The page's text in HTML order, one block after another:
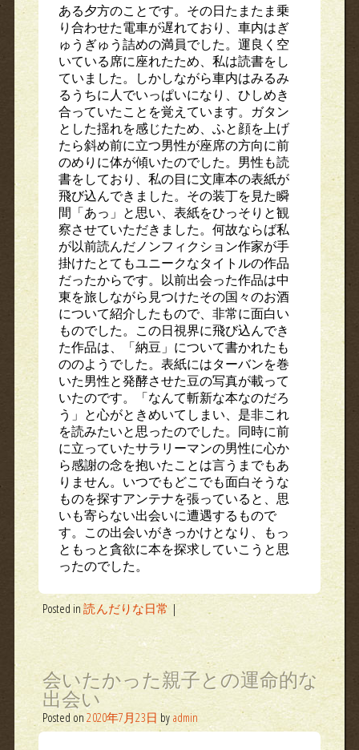
ある夕方のことです。その日たまたま乗
り合わせた電車が遅れており、車内はぎ
ゅうぎゅう詰めの満員でした。運良く空
いている席に座れたため、私は読書をし
ていました。しかしながら車内はみるみ
るうちに人でいっぱいになり、ひしめき
合っていたことを覚えています。ガタン
とした揺れを感じたため、ふと顔を上げ
たら斜め前に立つ男性が座席の方向に前
のめりに体が傾いたのでした。男性も読
書をしており、私の目に文庫本の表紙が
飛び込んできました。その装丁を見た瞬
間「あっ」と思い、表紙をひっそりと観
察させていただきました。何故ならば私
が以前読んだノンフィクション作家が手
掛けたとてもユニークなタイトルの作品
だったからです。以前出会った作品は中
東を旅しながら見つけたその国々のお酒
について紹介したもので、非常に面白い
ものでした。この日視界に飛び込んでき
た作品は、「納豆」について書かれたも
ののようでした。表紙にはターバンを巻
いた男性と発酵させた豆の写真が載って
いたのです。「なんて斬新な本なのだろ
う」と心がときめいてしまい、是非これ
を読みたいと思ったのでした。同時に前
に立っていたサラリーマンの男性に心か
ら感謝の念を抱いたことは言うまでもあ
りません。いつでもどこでも面白そうな
ものを探すアンテナを張っていると、思
いも寄らない出会いに遭遇するもので
す。この出会いがきっかけとなり、もっ
ともっと貪欲に本を探求していこうと思
ったのでした。
Posted in読んだりな日常 |
会いたかった親子との運命的な
出会い
Posted on2020年7月23日 byadmin